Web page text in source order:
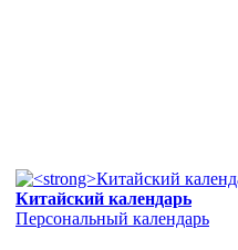
Китайский календарь
Персональный календарь